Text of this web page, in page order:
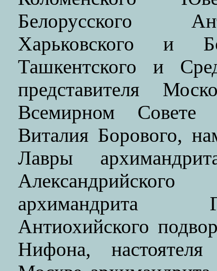
Белорусского
Харьковского и
Ташкентского и
представителя
Всемирном Совете
Виталия Борового,
Лавры
архимандрита
Антиохийского
Нифона,